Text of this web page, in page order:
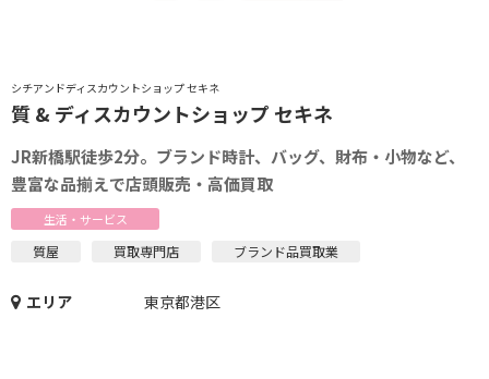
シチアンドディスカウントショップ セキネ
質 & ディスカウントショップ セキネ
JR新橋駅徒歩2分。ブランド時計、バッグ、財布・小物など、
豊富な品揃えで店頭販売・高価買取
生活・サービス
質屋 買取専門店 ブランド品買取業
エリア 東京都港区